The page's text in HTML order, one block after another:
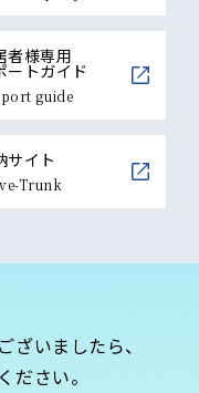
者様専用
ートガイド
guide
サイト
Trunk
ざいましたら、
ださい。